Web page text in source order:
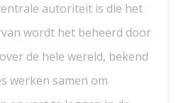
autoriteit is die het
wordt het beheerd door
de hele wereld, bekend
werken samen om